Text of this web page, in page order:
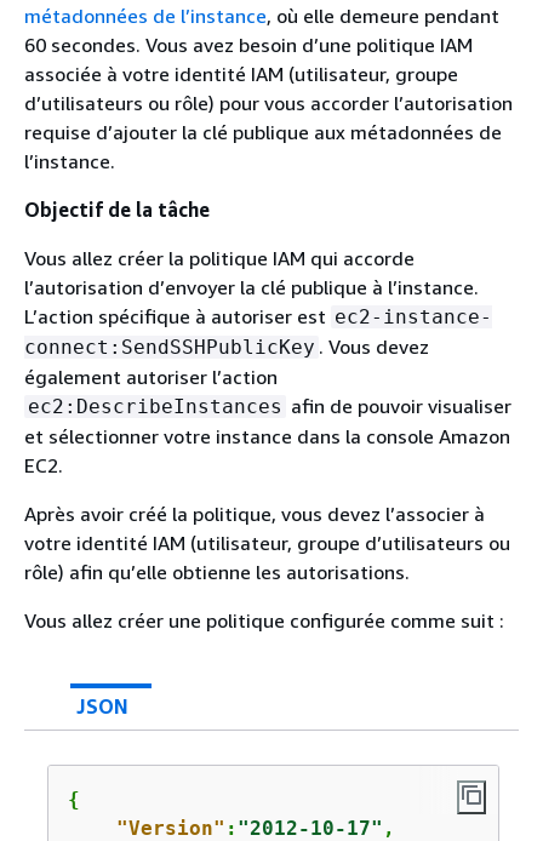
métadonnées de l’instance, où elle demeure pendant
60 secondes. Vous avez besoin d’une politique IAM
associée à votre identité IAM (utilisateur, groupe
d’utilisateurs ou rôle) pour vous accorder l’autorisation
requise d’ajouter la clé publique aux métadonnées de
l’instance.
Objectif de la tâche
Vous allez créer la politique IAM qui accorde
l’autorisation d’envoyer la clé publique à l’instance.
L’action spécifique à autoriser est ec2-instance-
connect:SendSSHPublicKey . Vous devez
également autoriser l’action
ec2:DescribeInstances afin de pouvoir visualiser
et sélectionner votre instance dans la console Amazon
EC2.
Après avoir créé la politique, vous devez l’associer à
votre identité IAM (utilisateur, groupe d’utilisateurs ou
rôle) afin qu’elle obtienne les autorisations.
Vous allez créer une politique configurée comme suit :
JSON
{
"Version" : "2012-10-17" ,